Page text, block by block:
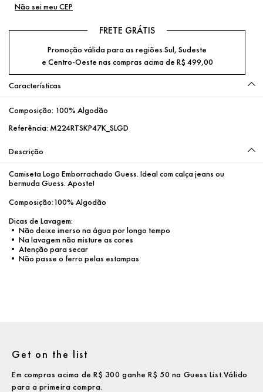
Não sei meu CEP
FRETE GRÁTIS
Promoção válida para as regiões Sul, Sudeste
e Centro-Oeste nas compras acima de R$ 499,00
Características
Composição: 100% Algodão
Referência: M224RTSKP47K_SLGD
Descrição
Camiseta Logo Emborrachado Guess. Ideal com calça jeans ou
bermuda Guess. Aposte!
Composição:100% Algodão
Dicas de Lavagem:
• Não deixe imerso na água por longo tempo
• Na lavagem não misture as cores
• Atenção para secar
• Não passe o ferro pelas estampas
Get on the list
Em compras acima de R$ 300 ganhe R$ 50 na Guess List.Válido
para a primeira compra.